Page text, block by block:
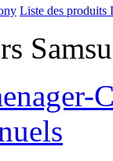
Liste des produits